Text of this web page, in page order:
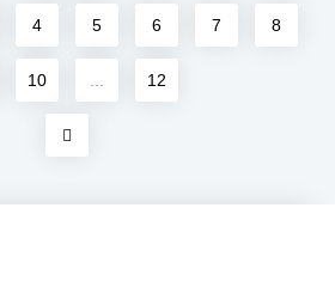
4 5 6 7 8
10 ... 12